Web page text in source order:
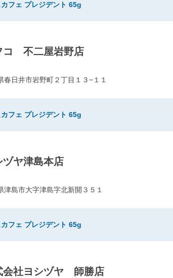
フェ プレジデント 65g
コ 不二屋岩野店
春日井市岩野町２丁目１３−１１
フェ プレジデント 65g
ヅヤ津島本店
津島市大字津島字北新開３５１
フェ プレジデント 65g
会社ヨシヅヤ 師勝店